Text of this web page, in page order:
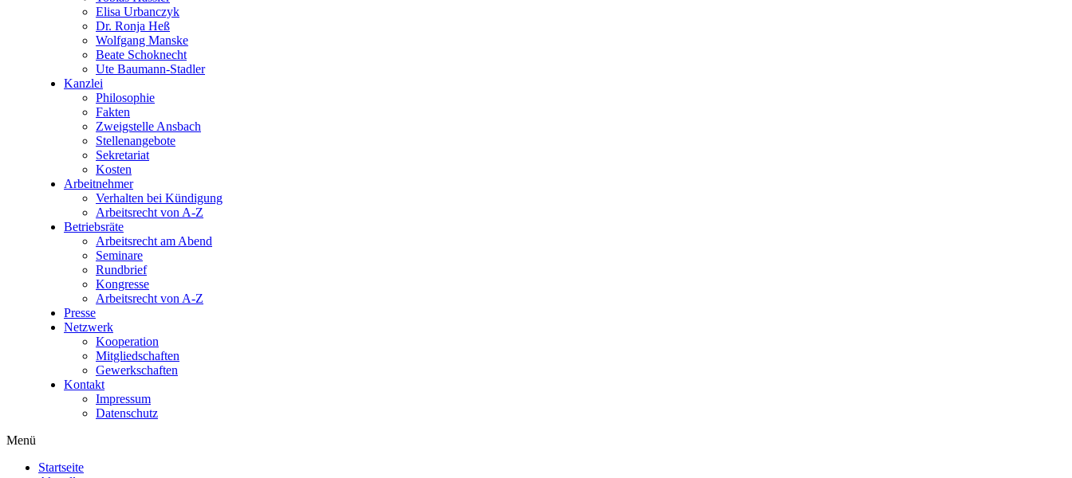
Elisa Urbanczyk
Dr. Ronja Heß
Wolfgang Manske
Beate Schoknecht
Ute Baumann-Stadler
Kanzlei
Philosophie
Fakten
Zweigstelle Ansbach
Stellenangebote
Sekretariat
Kosten
Arbeitnehmer
Verhalten bei Kündigung
Arbeitsrecht von A-Z
Betriebsräte
Arbeitsrecht am Abend
Seminare
Rundbrief
Kongresse
Arbeitsrecht von A-Z
Presse
Netzwerk
Kooperation
Mitgliedschaften
Gewerkschaften
Kontakt
Impressum
Datenschutz
Menü
Startseite